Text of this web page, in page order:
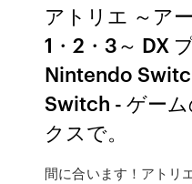
アトリエ ～ア
1・2・3～ DX
Nintendo
Switch - ゲー
クスで。
間に合います！アトリ